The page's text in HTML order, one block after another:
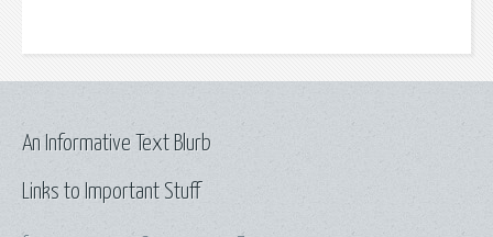
Links to Important Stuff
An Informative Text Blurb